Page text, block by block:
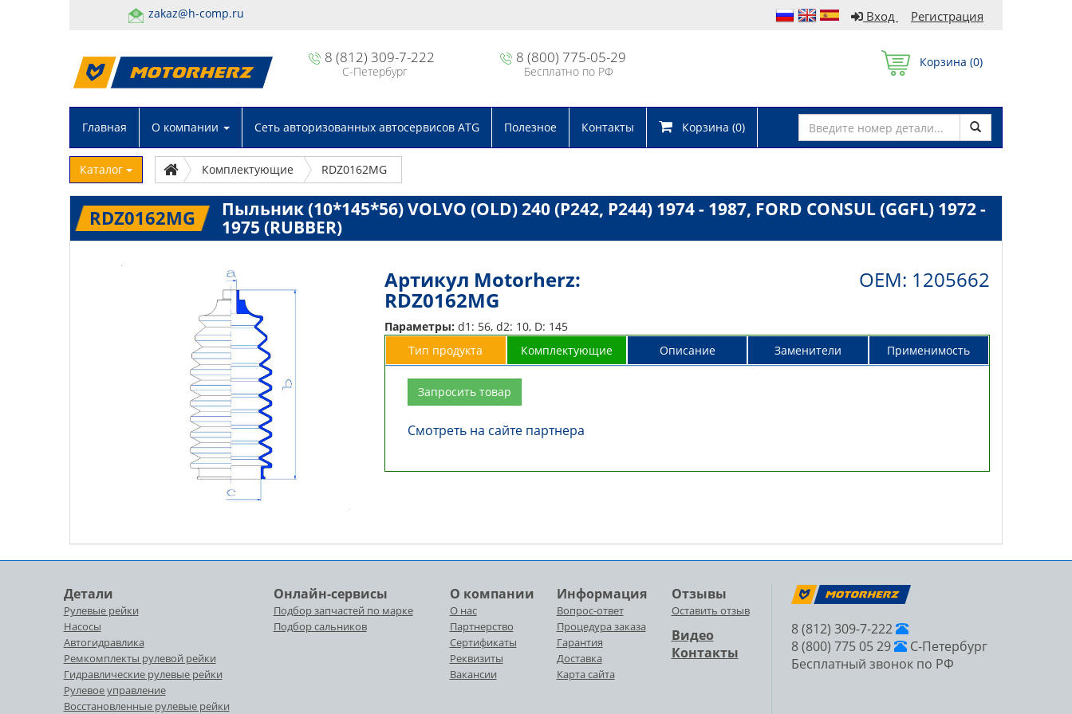
zakaz@h-comp.ru Вход Регистрация
8 (812) 309-7-222
С-Петербург
8 (800) 775-05-29
Бесплатно по РФ
Корзина (0)
Главная О компании Сеть авторизованных автосервисов ATG Полезное Контакты Корзина (0)
Каталог Комплектующие RDZ0162MG
RDZ0162MG
Пыльник (10*145*56) VOLVO (OLD) 240 (P242, P244) 1974 - 1987, FORD CONSUL (GGFL) 1972 -
1975 (RUBBER)
Артикул Motorherz:
RDZ0162MG
OEM: 1205662
Параметры: d1: 56, d2: 10, D: 145
Тип продукта
Комплектующие Описание Заменители Применимость
Запросить товар
Смотреть на сайте партнера
Детали
Рулевые рейки
Насосы
Автогидравлика
Ремкомплекты рулевой рейки
Гидравлические рулевые рейки
Рулевое управление
Восстановленные рулевые рейки
Онлайн-сервисы
Подбор запчастей по марке
Подбор сальников
О компании
О нас
Партнерство
Сертификаты
Реквизиты
Вакансии
Информация
Вопрос-ответ
Процедура заказа
Гарантия
Доставка
Карта сайта
Отзывы
Оставить отзыв
Видео
Контакты
8 (812) 309-7-222
8 (800) 775 05 29
С-Петербург
Бесплатный звонок по РФ